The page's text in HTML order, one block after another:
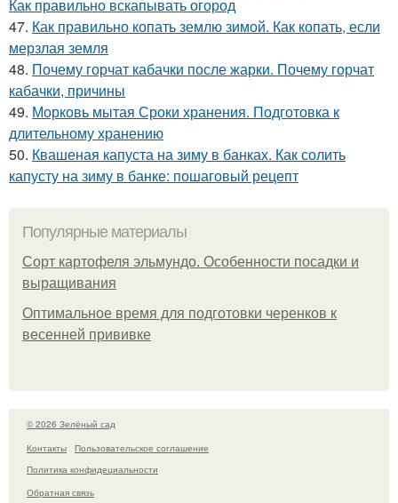
Как правильно вскапывать огород
47. Как правильно копать землю зимой. Как копать, если
мерзлая земля
48. Почему горчат кабачки после жарки. Почему горчат
кабачки, причины
49. Морковь мытая Сроки хранения. Подготовка к
длительному хранению
50. Квашеная капуста на зиму в банках. Как солить
капусту на зиму в банке: пошаговый рецепт
Популярные материалы
Сорт картофеля эльмундо. Особенности посадки и
выращивания
Оптимальное время для подготовки черенков к
весенней прививке
© 2026 Зелёный сад
Контакты
Пользовательское соглашение
Политика конфидециальности
Обратная связь